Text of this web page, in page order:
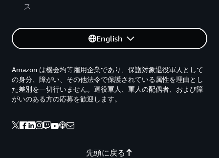
ス
English
先頭に戻る
Amazon は機会均等雇用企業であり、保護対象退役軍人として
の身分、障がい、その他法令で保護されている属性を理由とし
た差別を一切行いません。退役軍人、軍人の配偶者、および障
がいのある方の応募を歓迎します。